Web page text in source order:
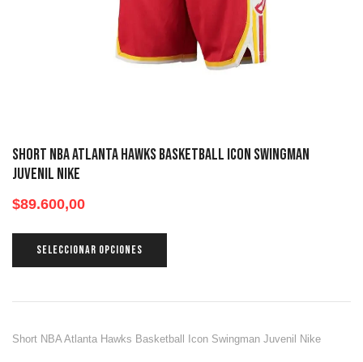
Short NBA Atlanta Hawks Basketball Icon Swingman
Juvenil Nike
$89.600,00
SELECCIONAR OPCIONES
Short NBA Atlanta Hawks Basketball Icon Swingman Juvenil Nike